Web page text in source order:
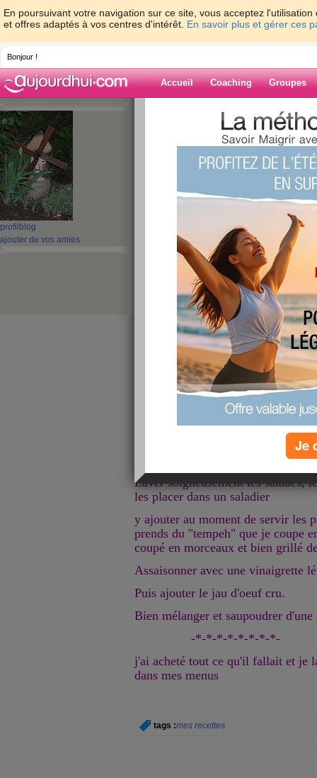
En poursuivant votre navigation sur ce site, vous acceptez
et offres adaptés à vos centres d'intérêt. En savoir plus et gérer ces
Bonjour !
Accueil Coaching Groupes
profil blog
ajouter de vos amies
> > Mes
Blog de guel23
Mes Recettes :
J'ai trouvé une recette qui me met
La Salade César
1 salade frisée
2 cuillères de protéines de soja
1 cuillère de parmesan râpé
moutarde - vinaigre - huile de
Laver soigneusement les salades,
les placer dans un saladier
y ajouter au moment de servir les
prends du "tempeh" que je coupe
coupé en morceaux et bien grillé
Assaisonner avec une vinaigrette
Puis ajouter le jau d'oeuf cru.
Bien mélanger et saupoudrer
-*-*-*-*-*-*-*-*-
j'ai acheté tout ce qu'il fallait et je
dans mes menus
tags :mes recettes
Je